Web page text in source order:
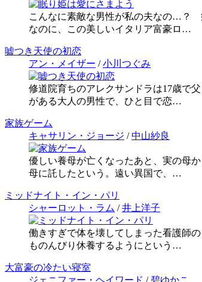
こんなに素敵な男性が私の夫なの…？
なのに、この美しいイタリア富豪ロ…
嘘つき天使の初恋
アン・メイザー /小川つぐみ
修道院育ちのアレクサンドラは17歳で
がある大人の男性で、ひと目で恋…
家族ゲーム
キャサリン・ジョージ /中山紗良
優しい養母が亡くなったあと、実の母
母に託したという。遠い異国で、…
ミッドナイト・イン・パリ
シャーロット・ラム /井上洋子
働きすぎで体を壊してしまった看護師
ものんびり休養するようにという…
大富豪の冷たい寝室